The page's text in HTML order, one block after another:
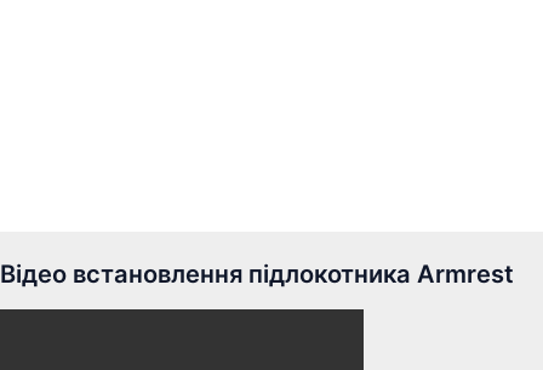
Відео встановлення підлокотника Armrest